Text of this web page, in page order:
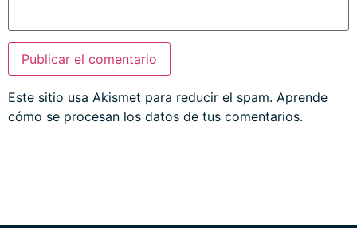
Este sitio usa Akismet para reducir el spam. Aprende
cómo se procesan los datos de tus comentarios.